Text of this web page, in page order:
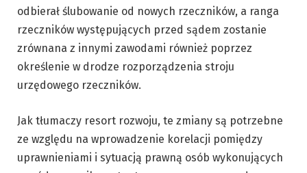
odbierał ślubowanie od nowych rzeczników, a ranga
rzeczników występujących przed sądem zostanie
zrównana z innymi zawodami również poprzez
określenie w drodze rozporządzenia stroju
urzędowego rzeczników.
Jak tłumaczy resort rozwoju, te zmiany są potrzebne
ze względu na wprowadzenie korelacji pomiędzy
uprawnieniami i sytuacją prawną osób wykonujących